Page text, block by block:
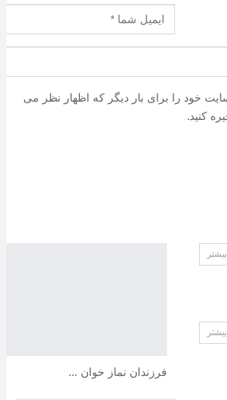
خود را برای بار دیگر که اظهار نظر می
کنید.
فرزندان نماز خوان …